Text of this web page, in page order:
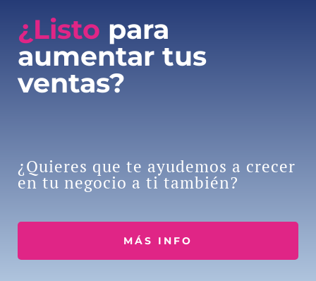
¿Listo para
aumentar tus
ventas?
¿Quieres que te ayudemos a crecer
en tu negocio a ti también?
MÁS INFO